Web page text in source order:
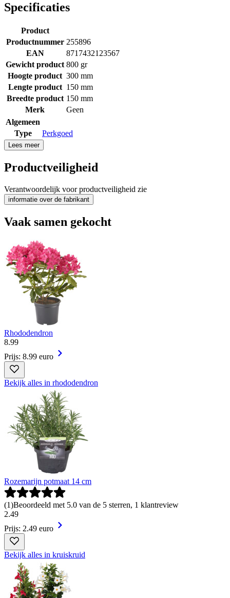
Specificaties
Product
Productnummer 255896
EAN
8717432123567
Gewicht product 800 gr
Hoogte product 300 mm
Lengte product 150 mm
Breedte product 150 mm
Merk
Geen
Algemeen
Type
Perkgoed
Lees meer
Productveiligheid
Verantwoordelijk voor productveiligheid zie
informatie over de fabrikant
Vaak samen gekocht
Rhododendron
8.99
Prijs: 8.99 euro
Bekijk alles in rhododendron
Rozemarijn potmaat 14 cm
(1)Beoordeeld met 5.0 van de 5 sterren, 1 klantreview
2.49
Prijs: 2.49 euro
Bekijk alles in kruiskruid